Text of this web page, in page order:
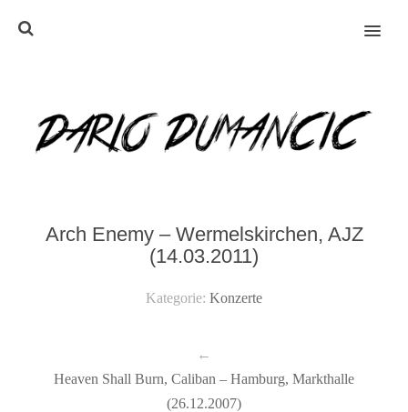
MENU
Arch Enemy – Wermelskirchen, AJZ
(14.03.2011)
Kategorie: Konzerte
←
Heaven Shall Burn, Caliban – Hamburg, Markthalle
(26.12.2007)